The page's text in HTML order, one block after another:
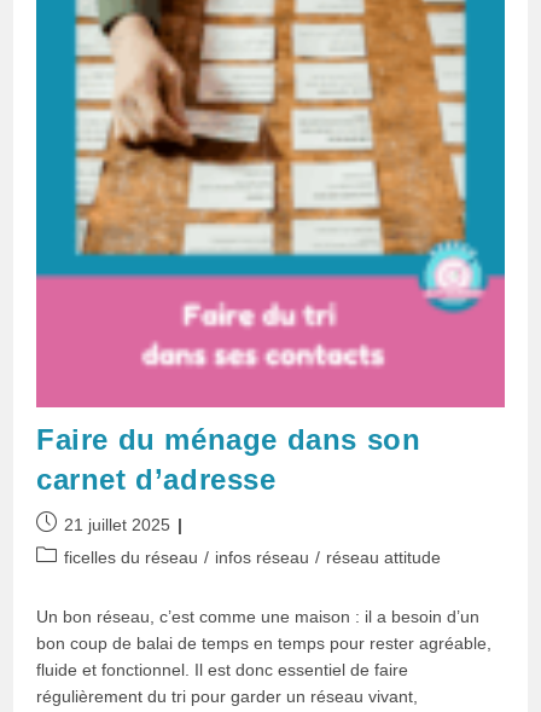
Faire du ménage dans son
carnet d’adresse
Publication
publiée :
21 juillet 2025
Postficelles du réseau / infos réseau / réseau attitude
Un bon réseau, c’est comme une maison : il a besoin d’un
bon coup de balai de temps en temps pour rester agréable,
fluide et fonctionnel. Il est donc essentiel de faire
régulièrement du tri pour garder un réseau vivant,